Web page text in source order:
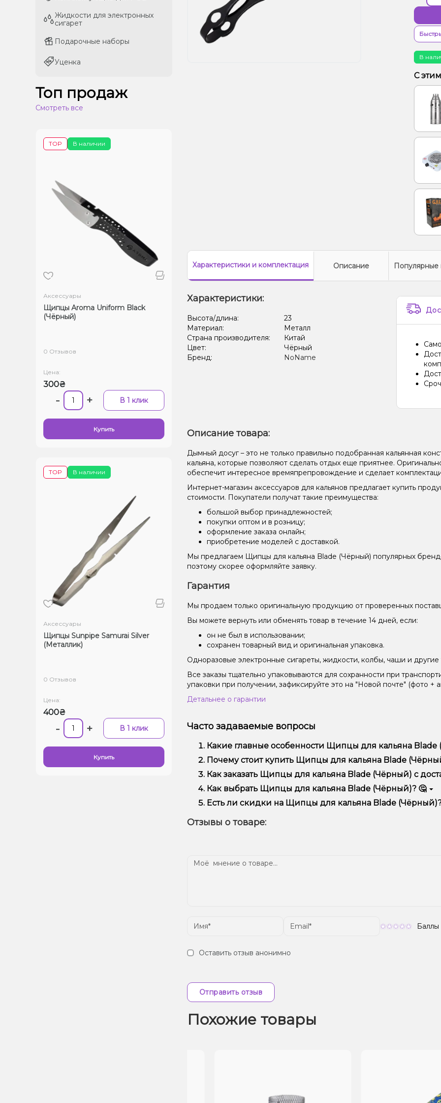
Жидкости для электронных
сигарет
Подарочные наборы
Уценка
Жидкости для электронных
сигарет
Подарочные наборы
Уценка
Топ продаж
Смотреть все
В наличии
TOP
Аксессуары
Щипцы Aroma Uniform Black
(Чёрный)
0 Отзывов
Цена:
300₴
- + В 1 клик
Купить
В наличии
TOP
Аксессуары
Щипцы Sunpipe Samurai Silver
(Металлик)
0 Отзывов
Цена:
400₴
- + В 1 клик
Купить
В
С
Характеристикии комплектация Описание Популярные
Характеристики:
Высота/длина:
23
Материал:
Металл
Страна производителя:
Китай
Цвет:
Чёрный
Бренд:
NoName
Описание товара:
Дымный досуг – это не только правильно подобранная кальянная
кальяна, которые позволяют сделать отдых еще приятнее.
обеспечит интересное времяпрепровождение и сделает
Интернет-магазин аксессуаров для кальянов предлагает купить
стоимости. Покупатели получат такие преимущества:
большой выбор принадлежностей;
покупки оптом и в розницу;
оформление заказа онлайн;
приобретение моделей с доставкой.
Мы предлагаем Щипцы для кальяна Blade (Чёрный) популярных
поэтому скорее оформляйте заявку.
Гарантия
Мы продаем только оригинальную продукцию от проверенных
Вы можете вернуть или обменять товар в течение 14 дней, если:
он не был в использовании;
сохранен товарный вид и оригинальная упаковка.
Одноразовые электронные сигареты, жидкости, колбы, чаши и
Все заказы тщательно упаковываются для сохранности при
упаковки при получении, зафиксируйте это на "Новой почте" (фото +
Детальнее о гарантии
Часто задаваемые вопросы
Какие главные особенности Щипцы для кальяна Blade
Щипцы для кальяна Blade (Чёрный) отличается высоким
Почему стоит купить Щипцы для кальяна Blade
Мы предлагаем только оригинальную продукцию, широкий
Кроме того, у нас регулярные акции и скидки для клиентов!
Как заказать Щипцы для кальяна Blade (Чёрный) с
Оформить заказ можно в несколько кликов:
Добавьте Щипцы для кальяна Blade (Чёрный) в корзину.
Выберите удобный способ оплаты и доставки.
Как выбрать Щипцы для кальяна Blade (Чёрный)? 🤔
Выбор зависит от ваших предпочтений – например, если это
вейп – мощность и вкус. Наши менеджеры помогут подобрать
Есть ли скидки на Щипцы для кальяна Blade
нашем телеграмм-канале, чтобы не упустить выгодные
Отзывы о товаре:
Баллы
Оставить отзыв анонимно
Отправить отзыв
Похожие товары